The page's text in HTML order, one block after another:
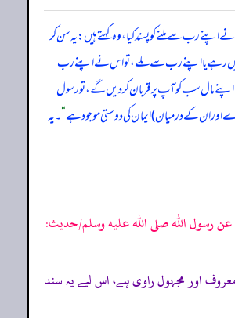
اپنے رب سے ملنے کو پسند کیا، وہ کہتے ہیں: یہ سن کر
میں رہے یا اپنے رب سے ملے، تو اس نے اپنے رب
اپنے مال سب کو آپ پر قربان کر دیں گے، تو رسول
اور ان کے درمیان) ایمان کی دوستی موجود ہے“۔ یہ
رسول الله صلى الله عليه وسلم/حدیث:
غیر معروف اور مجہول راوی ہے، اس لیے یہ سند